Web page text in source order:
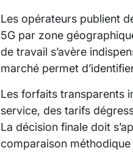
Les opérateurs publient
5G par zone
de travail s’avère
marché permet
Les forfaits transparents
service, des tarifs
La décision finale doit
comparaison